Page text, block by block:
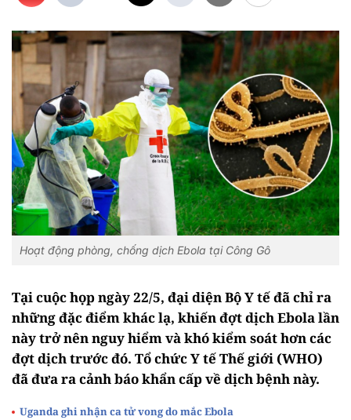
Hoạt động phòng, chống dịch Ebola tại Công Gô
Tại cuộc họp ngày 22/5, đại diện Bộ Y tế đã chỉ ra
những đặc điểm khác lạ, khiến đợt dịch Ebola lần
này trở nên nguy hiểm và khó kiểm soát hơn các
đợt dịch trước đó. Tổ chức Y tế Thế giới (WHO)
đã đưa ra cảnh báo khẩn cấp về dịch bệnh này.
Uganda ghi nhận ca tử vong do mắc Ebola